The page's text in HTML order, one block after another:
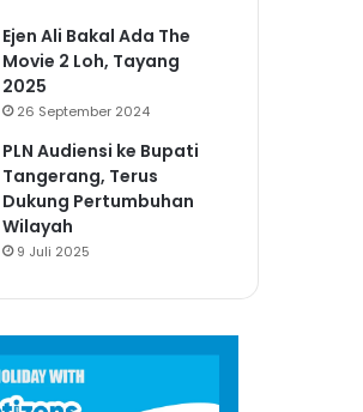
Ejen Ali Bakal Ada The
Movie 2 Loh, Tayang
2025
26 September 2024
PLN Audiensi ke Bupati
Tangerang, Terus
Dukung Pertumbuhan
Wilayah
9 Juli 2025